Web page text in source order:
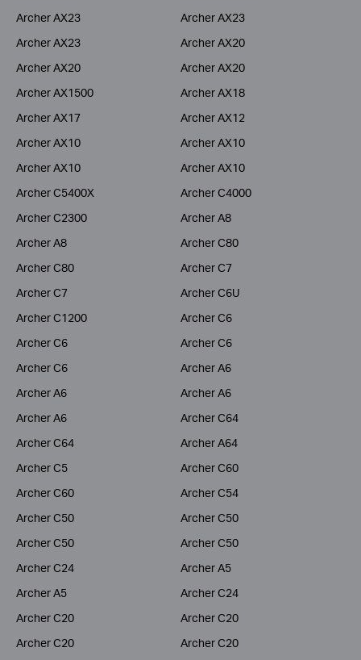
Archer AX23
Archer AX23
Archer AX23
Archer AX20
Archer AX20
Archer AX20
Archer AX1500
Archer AX18
Archer AX17
Archer AX12
Archer AX10
Archer AX10
Archer AX10
Archer AX10
Archer C5400X
Archer C4000
Archer C2300
Archer A8
Archer A8
Archer C80
Archer C80
Archer C7
Archer C7
Archer C6U
Archer C1200
Archer C6
Archer C6
Archer C6
Archer C6
Archer A6
Archer A6
Archer A6
Archer A6
Archer C64
Archer C64
Archer A64
Archer C5
Archer C60
Archer C60
Archer C54
Archer C50
Archer C50
Archer C50
Archer C50
Archer C24
Archer A5
Archer A5
Archer C24
Archer C20
Archer C20
Archer C20
Archer C20